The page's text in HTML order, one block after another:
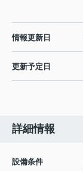
情報更新日
更新予定日
詳細情報
設備条件